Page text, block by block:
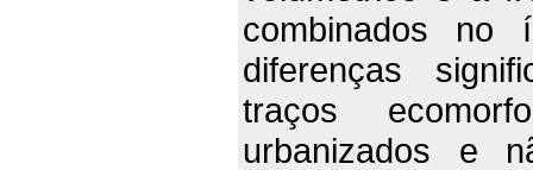
combinados no
diferenças
traços
urbanizados e